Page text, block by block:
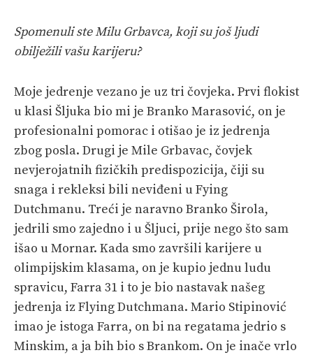
Spomenuli ste Milu Grbavca, koji su još ljudi
obilježili vašu karijeru?
Moje jedrenje vezano je uz tri čovjeka. Prvi flokist
u klasi Šljuka bio mi je Branko Marasović, on je
profesionalni pomorac i otišao je iz jedrenja
zbog posla. Drugi je Mile Grbavac, čovjek
nevjerojatnih fizičkih predispozicija, čiji su
snaga i rekleksi bili neviđeni u Fying
Dutchmanu. Treći je naravno Branko Širola,
jedrili smo zajedno i u Šljuci, prije nego što sam
išao u Mornar. Kada smo završili karijere u
olimpijskim klasama, on je kupio jednu ludu
spravicu, Farra 31 i to je bio nastavak našeg
jedrenja iz Flying Dutchmana. Mario Stipinović
imao je istoga Farra, on bi na regatama jedrio s
Minskim, a ja bih bio s Brankom. On je inače vrlo